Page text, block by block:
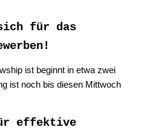
sich für das
ist beginnt in etwa zwei
ist noch bis diesen Mittwoch
effektive